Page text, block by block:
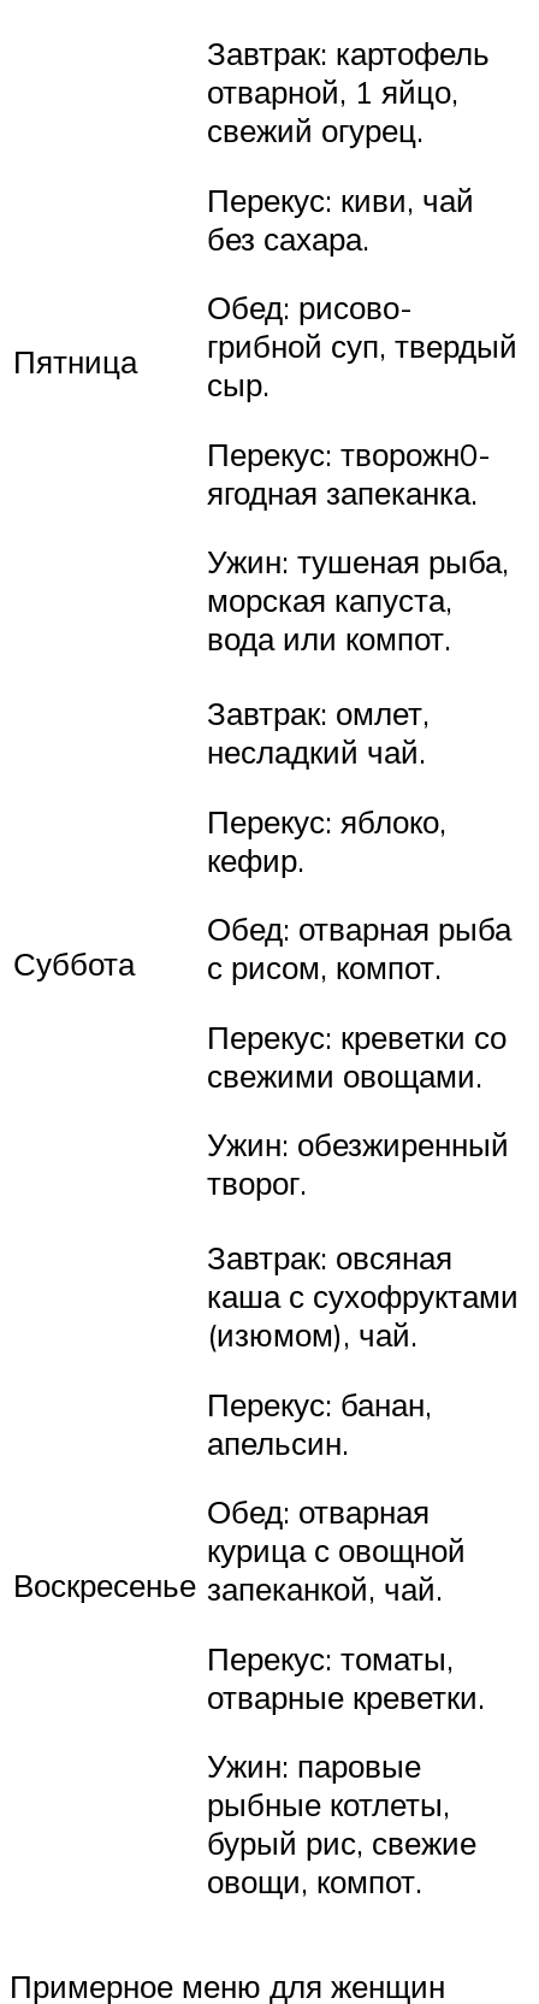
Пятница
Завтрак: картофель
отварной, 1 яйцо,
свежий огурец.
Перекус: киви, чай
без сахара.
Обед: рисово-
грибной суп, твердый
сыр.
Перекус: творожн0-
ягодная запеканка.
Ужин: тушеная рыба,
морская капуста,
вода или компот.
Суббота
Завтрак: омлет,
несладкий чай.
Перекус: яблоко,
кефир.
Обед: отварная рыба
с рисом, компот.
Перекус: креветки со
свежими овощами.
Ужин: обезжиренный
творог.
Воскресенье
Завтрак: овсяная
каша с сухофруктами
(изюмом), чай.
Перекус: банан,
апельсин.
Обед: отварная
курица с овощной
запеканкой, чай.
Перекус: томаты,
отварные креветки.
Ужин: паровые
рыбные котлеты,
бурый рис, свежие
овощи, компот.
Примерное меню для женщин